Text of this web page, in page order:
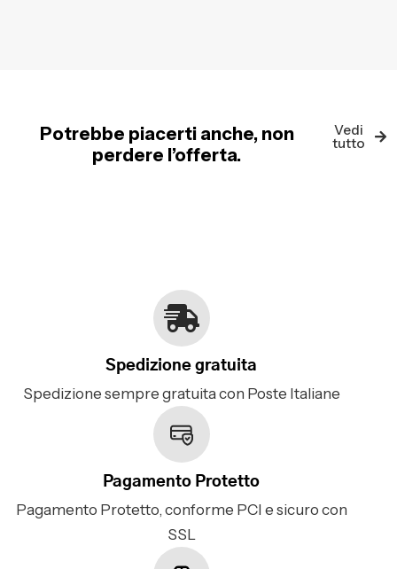
Potrebbe piacerti anche, non
perdere l’offerta.
Vedi
tutto
Spedizione gratuita
Spedizione sempre gratuita con Poste Italiane
Pagamento Protetto
Pagamento Protetto, conforme PCI e sicuro con
SSL